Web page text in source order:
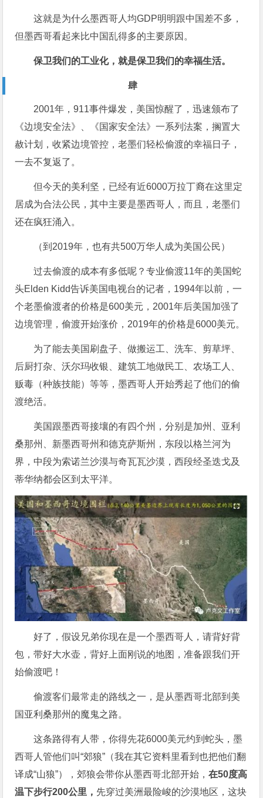
这就是为什么墨西哥人均GDP明明跟中国差不多，
但墨西哥看起来比中国乱得多的主要原因。
保卫我们的工业化，就是保卫我们的幸福生活。
肆
2001年，911事件爆发，美国惊醒了，迅速颁布了
《边境安全法》、《国家安全法》一系列法案，搁置大
赦计划，收紧边境管控，老墨们轻松偷渡的幸福日子，
一去不复返了。
但今天的美利坚，已经有近6000万拉丁裔在这里定
居成为合法公民，其中主要是墨西哥人，而且，老墨们
还在疯狂涌入。
（到2019年，也有共500万华人成为美国公民）
过去偷渡的成本有多低呢？专业偷渡11年的美国蛇
头Elden Kidd告诉美国电视台的记者，1994年以前，一
个老墨偷渡者的价格是600美元，2001年后美国加强了
边境管理，偷渡开始涨价，2019年的价格是6000美元。
为了能去美国刷盘子、做搬运工、洗车、剪草坪、
后厨打杂、沃尔玛收银、建筑工地做民工、农场工人、
贩毒（种族技能）等等，墨西哥人开始秀起了他们的偷
渡绝活。
美国跟墨西哥接壤的有四个州，分别是加州、亚利
桑那州、新墨西哥州和德克萨斯州，东段以格兰河为
界，中段为索诺兰沙漠与奇瓦瓦沙漠，西段经圣迭戈及
蒂华纳都会区到太平洋。
好了，假设兄弟你现在是一个墨西哥人，请背好背
包，带好大水壶，背好上面刚说的地图，准备跟我们开
始偷渡吧！
偷渡客们最常走的路线之一，是从墨西哥北部到美
国亚利桑那州的魔鬼之路。
这条路得有人带，你得先花6000美元约到蛇头，墨
西哥人管他们叫“郊狼”（我在其它资料里看到也把他们翻
译成“山狼”），郊狼会带你从墨西哥北部开始，在50度高
温下步行200公里， 先穿过美洲最险峻的沙漠地区，这块